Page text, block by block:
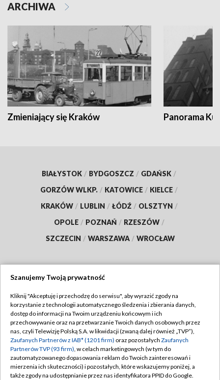
ARCHIWA
Zmieniający się Kraków Panorama
BIAŁYSTOK / BYDGOSZCZ / GDAŃSK /
GORZÓW WLKP. / KATOWICE / KIELCE /
KRAKÓW / LUBLIN / ŁÓDŹ / OLSZTYN /
OPOLE / POZNAŃ / RZESZÓW /
SZCZECIN / WARSZAWA / WROCŁAW
TVP
Abonament TVP
Emisja w TVP
Centrum informacji TVP
Naziemna Telewizja Cyfrowa
Regulamin TVP
Polityka prywatności
Moje zgody
Pomoc
Szanujemy Twoją prywatność
Kliknij "Akceptuję i przechodzę do serwisu", aby wyrazić zgody na
korzystanie z technologii automatycznego śledzenia i zbierania danych,
dostęp do informacji na Twoim urządzeniu końcowym i ich
przechowywanie oraz na przetwarzanie Twoich danych osobowych przez
nas, czyli Telewizję Polską S.A. w likwidacji (zwaną dalej również „TVP”),
Zaufanych Partnerów z IAB* (1201 firm) oraz pozostałych Zaufanych
Partnerów TVP (93 firm), w celach marketingowych (w tym do
zautomatyzowanego dopasowania reklam do Twoich zainteresowań i
mierzenia ich skuteczności) i pozostałych, które wskazujemy poniżej, a
także zgody na udostępnianie przez nas identyfikatora PPID do Google.